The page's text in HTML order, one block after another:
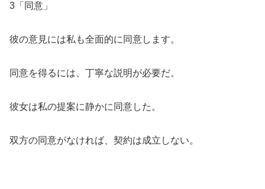
3「同意」
彼の意見には私も全面的に同意します。
同意を得るには、丁寧な説明が必要だ。
彼女は私の提案に静かに同意した。
双方の同意がなければ、契約は成立しない。